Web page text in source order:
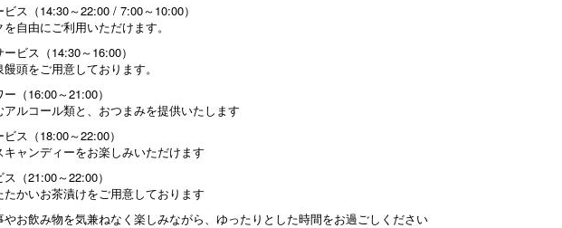
ス（14:30～22:00 / 7:00～10:00）
自由にご利用いただけます。
ビス（14:30～16:00）
頭をご用意しております。
（16:00～21:00）
ルコール類と、おつまみを提供いたします
ス（18:00～22:00）
ャンディーをお楽しみいただけます
（21:00～22:00）
かいお茶漬けをご用意しております
お飲み物を気兼ねなく楽しみながら、ゆったりとした時間をお過ごしください